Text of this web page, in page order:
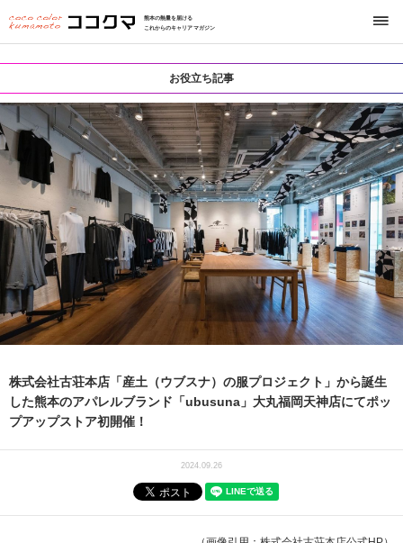
熊本の熱量を届ける
これからのキャリアマガジン
お役立ち記事
株式会社古荘本店「産土（ウブスナ）の服プロジェクト」から誕生
した熊本のアパレルブランド「ubusuna」大丸福岡天神店にてポッ
プアップストア初開催！
2024.09.26